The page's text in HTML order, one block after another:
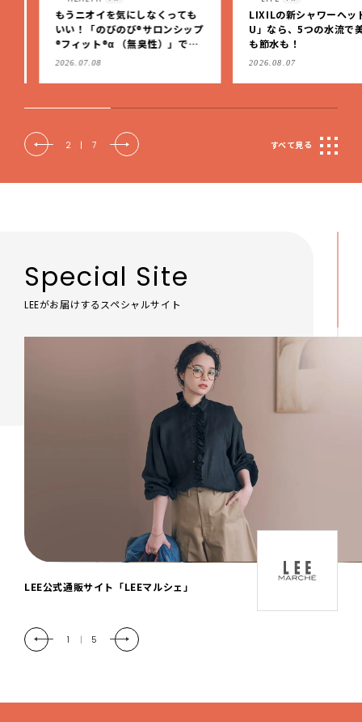
もうニオイを気にしなくっても
いい！「のびのび®サロンシップ
®フィット®α （無臭性）」で、
肩こりや足腰のダルさを出先で
2026.07.08
LIXILの新シャワーヘッド
U」なら、5つの水流で美
も節水も！
2026.08.07
2 | 7 すべて見る
Special Site
LEEがお届けするスペシャルサイト
「LEE DAYS」本物志向にときめく。大人カ
2 | 5